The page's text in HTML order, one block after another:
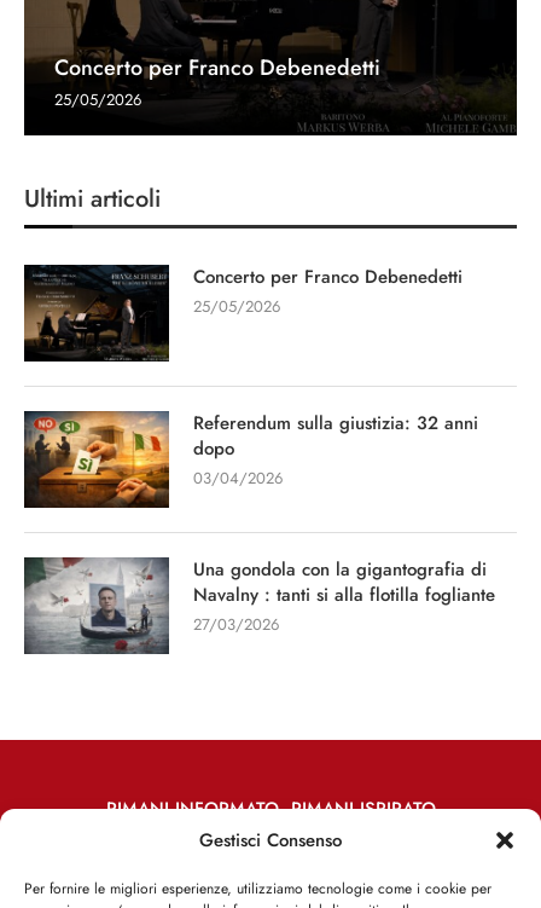
Gestisci Consenso
Per fornire le migliori esperienze, utilizziamo tecnologie come i cookie per
Concerto per Franco Debenedetti
25/05/2026
Ultimi articoli
Concerto per Franco Debenedetti
25/05/2026
Referendum sulla giustizia: 32 anni
dopo
03/04/2026
Una gondola con la gigantografia di
Navalny : tanti si alla flotilla fogliante
27/03/2026
RIMANI INFORMATO, RIMANI ISPIRATO
Iscriviti alla Newsletter